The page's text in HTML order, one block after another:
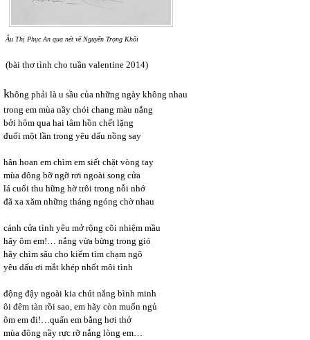
Âu Thị Phục An qua nét vẽ Nguyễn Trọng Khôi
(bài thơ tình cho tuần valentine 2014)
không phải là u sầu của những ngày không nhau
trong em mùa nầy chói chang màu nắng
bởi hôm qua hai tâm hồn chết lặng
đuối một lần trong yêu dấu nồng say
hân hoan em chìm em siết chặt vòng tay
mùa đông bỡ ngỡ rơi ngoài song cửa
lá cuối thu hững hờ trôi trong nỗi nhớ
đã xa xăm những tháng ngóng chờ nhau
cánh cửa tình yêu mở rộng cõi nhiệm mầu
hãy ôm em!… nắng vừa bừng trong gió
hãy chìm sâu cho kiếm tìm chạm ngõ
yêu dấu ơi mắt khép nhốt môi tình
động đậy ngoài kia chút nắng bình minh
ôi đêm tàn rồi sao, em hãy còn muốn ngủ
ôm em đi!…quấn em bằng hơi thở
mùa đông nầy rực rỡ nắng lòng em…